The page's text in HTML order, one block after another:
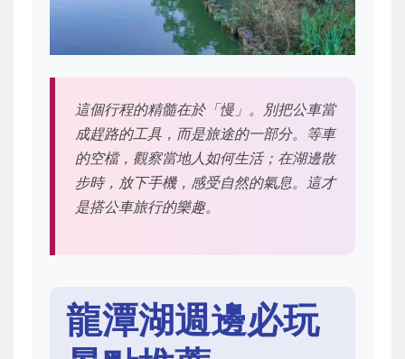
這個行程的精髓在於「慢」。別把公車當
成趕路的工具，而是旅途的一部分。等車
的空檔，觀察當地人如何生活；在湖邊散
步時，放下手機，感受自然的氣息。這才
是搭公車旅行的樂趣。
龍潭湖週邊必玩